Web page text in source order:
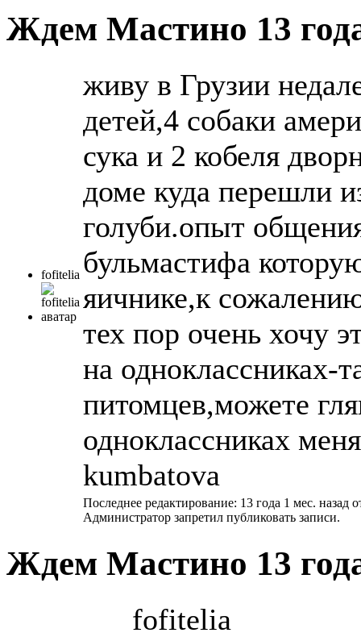
Ждем Мастино 13
fofitelia
живу в Грузии
детей,4 собаки
сука и 2 кобеля
доме куда перешли
голуби.опыт
бульмастифа
яичнике,к
тех пор очень хочу
на одноклассниках-
питомцев,можете
одноклассниках
kumbatova
Последнее редактирование: 13 года 1 мес. назад
Администратор запретил публиковать записи.
Ждем Мастино 13
fofitelia